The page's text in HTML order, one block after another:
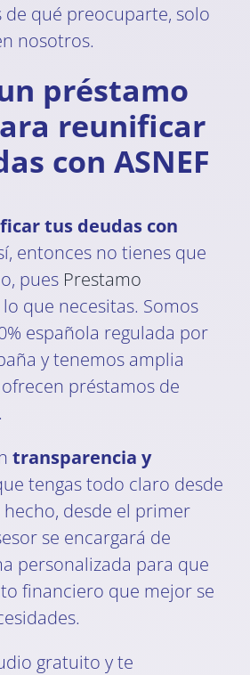
de qué preocuparte, solo
nosotros.
préstamo
reunificar
con ASNEF
tus deudas con
entonces no tienes que
puesPrestamo
que necesitas. Somos
española regulada por
y tenemos amplia
préstamos de
transparencia y
tengas todo claro desde
desde el primer
se encargará de
personalizada para que
financiero que mejor se
gratuito y te